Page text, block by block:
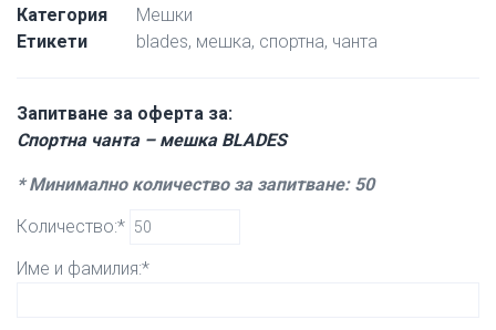
Категория
Мешки
Етикети
blades, мешка, спортна, чанта
Запитване за оферта за:
Спортна чанта – мешка BLADES
* Минимално количество за запитване: 50
Количество:*
Име и фамилия:*